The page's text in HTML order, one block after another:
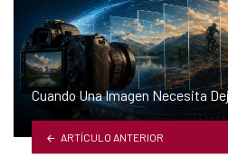
Cuando Una Imagen Necesita
ARTÍCULO ANTERIOR